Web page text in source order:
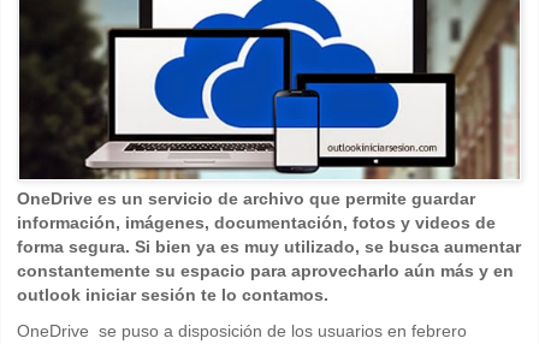
OneDrive es un servicio de archivo que permite guardar
información, imágenes, documentación, fotos y videos de
forma segura. Si bien ya es muy utilizado, se busca aumentar
constantemente su espacio para aprovecharlo aún más y en
outlook iniciar sesión te lo contamos.
OneDrive se puso a disposición de los usuarios en febrero